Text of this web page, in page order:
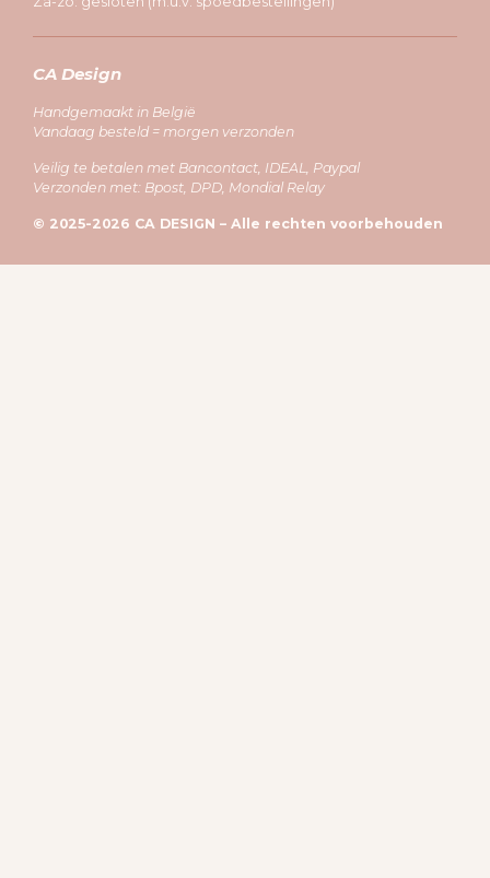
CA Design
Handgemaakt in België
Vandaag besteld = morgen verzonden
Veilig te betalen met Bancontact, IDEAL, Paypal
Verzonden met: Bpost, DPD, Mondial Relay
© 2025-2026 CA DESIGN – Alle rechten voorbehouden